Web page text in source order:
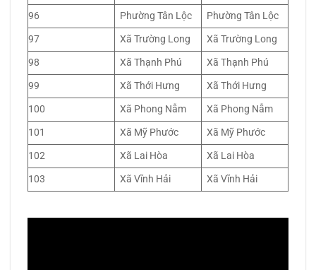
96 Phường Tân Lộc
Phường Tân Lộc
97
Xã Trường Long
Xã Trường Long
98
Xã Thạnh Phú
Xã Thạnh Phú
99
Xã Thới Hưng
Xã Thới Hưng
100
Xã Phong Nẫm
Xã Phong Nẫm
101
Xã Mỹ Phước
Xã Mỹ Phước
102
Xã Lai Hòa
Xã Lai Hòa
103
Xã Vĩnh Hải Xã Vĩnh Hải